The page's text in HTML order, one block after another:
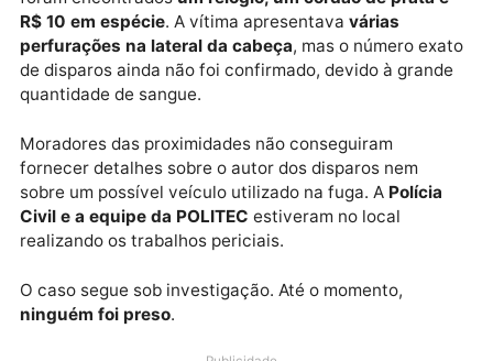
indivíduo aindanão foi localizadopela polícia.
A residência onde o crime aconteceu é conhecida na
cidade por ser frequentada por usuários de drogas.
envolvimento com entorpecentes. Próximo ao corpo
foram encontradosum relógio, um cordão de prata
R$ 10 em espécie. A vítima apresentava várias
perfurações na lateral da cabeça, mas o número
de disparos ainda não foi confirmado, devido à
quantidade de sangue.